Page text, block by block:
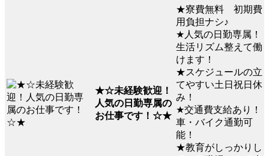
★☆未経験歓迎！
人気の日勤専属の
お仕事です！☆★
★寮費無料 初期費
用負担ナシ♪
★人気の日勤専属！
生活リズム整えて働
けます！
★スケジュールの立
てやすい土日祝日休
み！
★交通費支給あり！
車・バイク通勤可
能！
★教育がしっかりし